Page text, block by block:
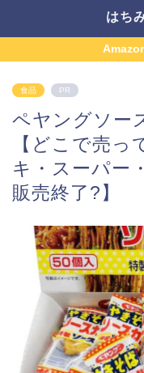
はち
食品 PR
ペヤングソー
【どこで売
キ・スーパー
販売終了?】